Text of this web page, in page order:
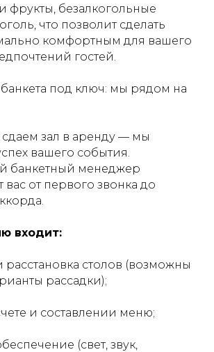
фрукты, безалкогольные
что позволит сделать
комфортным для вашего
гостей.
под ключ: мы рядом на
зал в аренду — мы
вашего события.
банкетный менеджер
от первого звонка до
входит:
расстановка столов (возможны
рассадки);
и составлении меню;
(свет, звук,